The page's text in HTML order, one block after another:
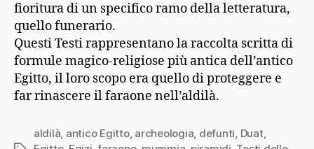
fioritura di un specifico ramo della letteratura,
quello funerario.
Questi Testi rappresentano la raccolta scritta di
formule magico-religiose più antica dell’antico
Egitto, il loro scopo era quello di proteggere e
far rinascere il faraone nell’aldilà.
aldilà, antico Egitto, archeologia, defunti, Duat,